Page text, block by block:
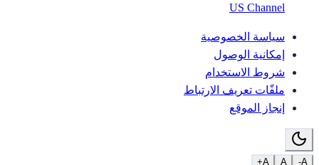
US Channel
سياسة الخصوصية
إمكانية الوصول
شروط الاستخدام
ملفّات تعريف الارتباط
إنجاز الموقع
A-
A
A+